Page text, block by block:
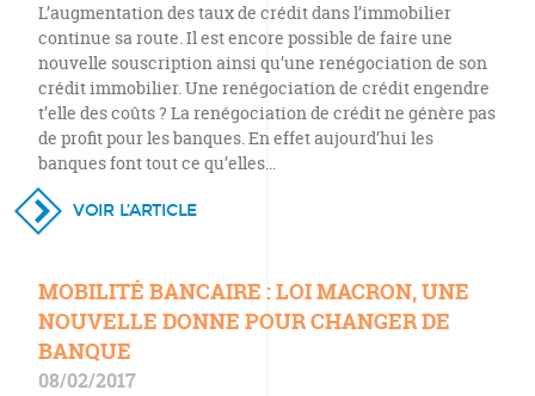
L’augmentation des taux de crédit dans l’immobilier
continue sa route. Il est encore possible de faire une
nouvelle souscription ainsi qu’une renégociation de son
crédit immobilier. Une renégociation de crédit engendre
t’elle des coûts ? La renégociation de crédit ne génère pas
de profit pour les banques. En effet aujourd’hui les
banques font tout ce qu’elles…
VOIR L’ARTICLE
MOBILITÉ BANCAIRE : LOI MACRON, UNE
NOUVELLE DONNE POUR CHANGER DE
BANQUE
08/02/2017